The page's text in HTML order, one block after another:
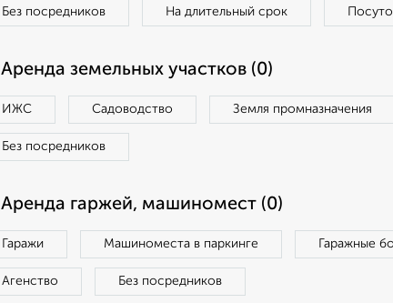
Без посредников На длительный срок
Аренда земельных участков (0)
ИЖС Садоводство Земля промназначения
Без посредников
Аренда гаржей, машиномест (0)
Гаражи Машиноместа в паркинге Гаражные
Агенство Без посредников